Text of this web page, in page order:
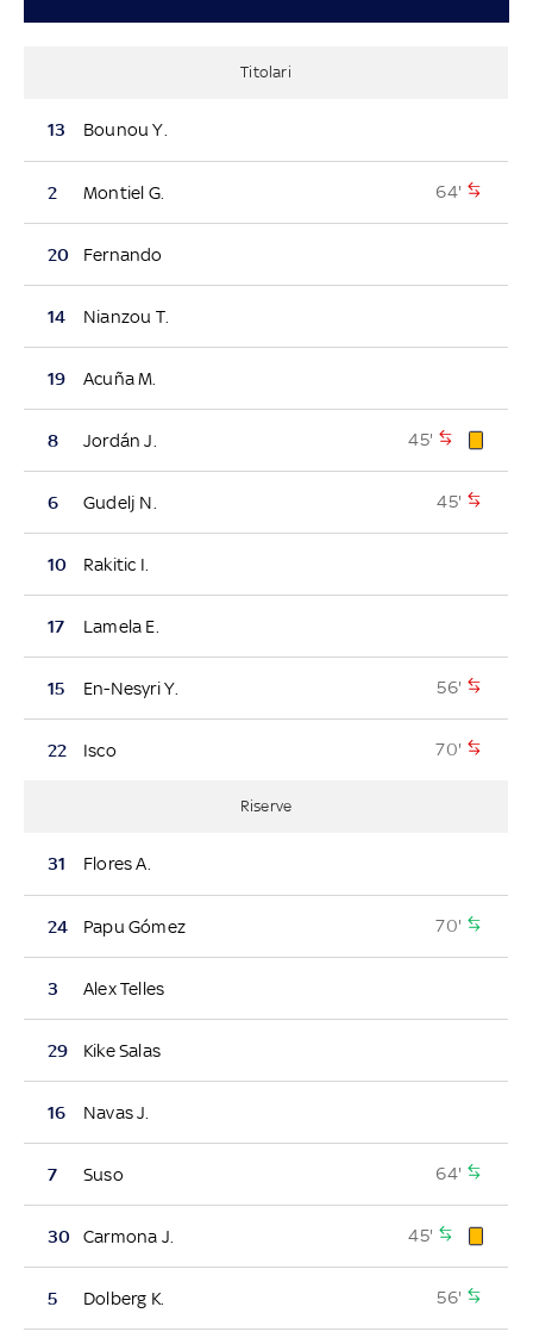
Titolari
13 Bounou Y.
2 Montiel G. 64'
20 Fernando
14 Nianzou T.
19 Acuña M.
8 Jordán J. 45'
6 Gudelj N. 45'
10 Rakitic I.
17 Lamela E.
15 En-Nesyri Y. 56'
22 Isco 70'
Riserve
31 Flores A.
24 Papu Gómez 70'
3 Alex Telles
29 Kike Salas
16 Navas J.
7 Suso 64'
30 Carmona J. 45'
5 Dolberg K. 56'